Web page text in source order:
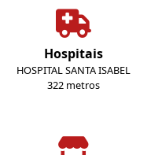
Hospitais
HOSPITAL SANTA ISABEL
322 metros